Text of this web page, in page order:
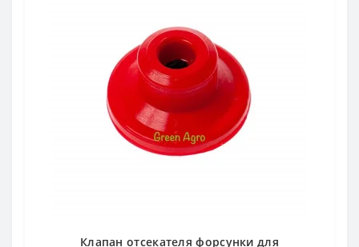
Клапан отсекателя форсунки для